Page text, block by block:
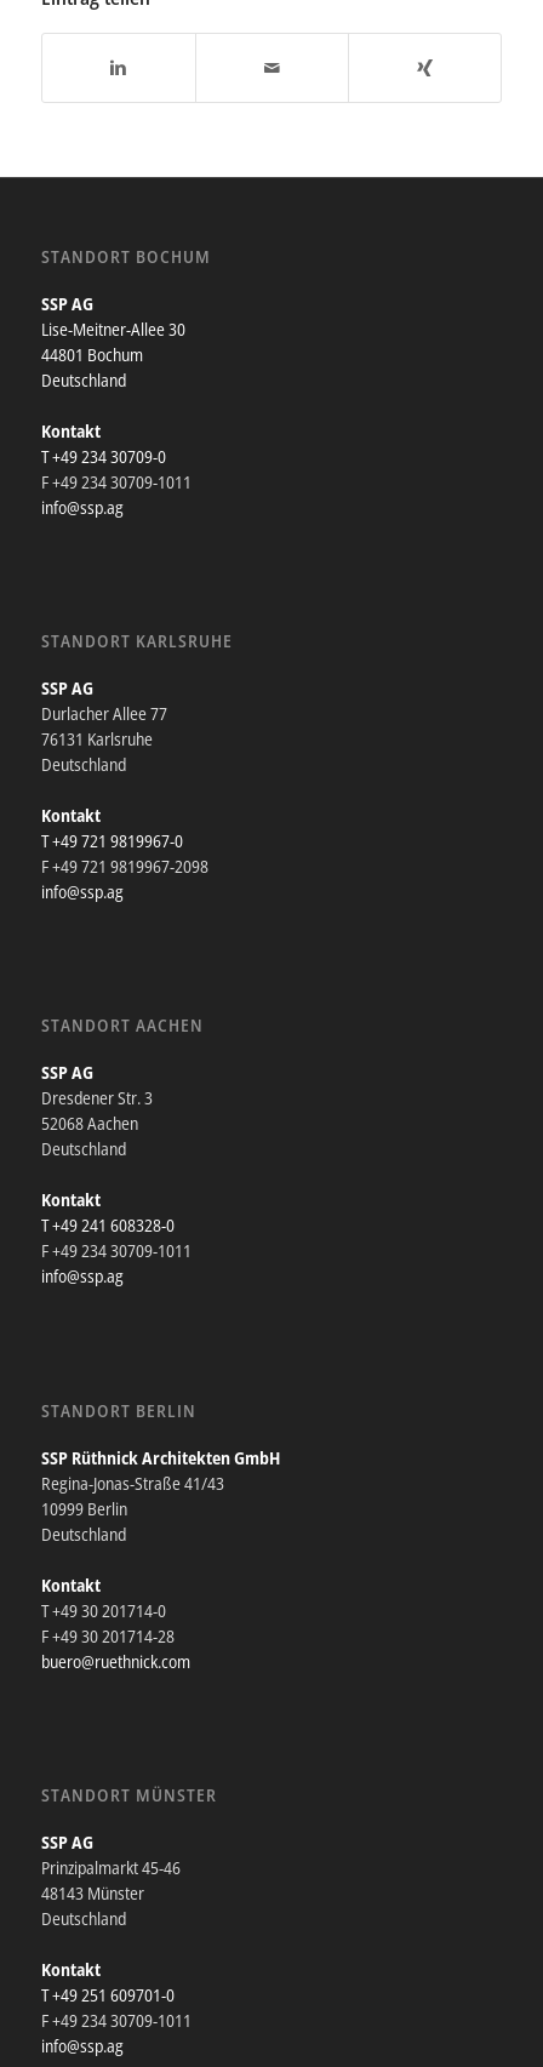
STANDORT BOCHUM
SSP AG
Lise-Meitner-Allee 30
44801 Bochum
Deutschland
Kontakt
T +49 234 30709-0
F +49 234 30709-1011
info@ssp.ag
STANDORT KARLSRUHE
SSP AG
Durlacher Allee 77
76131 Karlsruhe
Deutschland
Kontakt
T +49 721 9819967-0
F +49 721 9819967-2098
info@ssp.ag
STANDORT AACHEN
SSP AG
Dresdener Str. 3
52068 Aachen
Deutschland
Kontakt
T +49 241 608328-0
F +49 234 30709-1011
info@ssp.ag
STANDORT BERLIN
SSP Rüthnick Architekten GmbH
Regina-Jonas-Straße 41/43
10999 Berlin
Deutschland
Kontakt
T +49 30 201714-0
F +49 30 201714-28
buero@ruethnick.com
STANDORT MÜNSTER
SSP AG
Prinzipalmarkt 45-46
48143 Münster
Deutschland
Kontakt
T +49 251 609701-0
F +49 234 30709-1011
info@ssp.ag